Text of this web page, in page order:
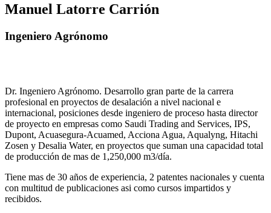
Manuel Latorre Carrión
Ingeniero Agrónomo
Dr. Ingeniero Agrónomo. Desarrollo gran parte de la carrera
profesional en proyectos de desalación a nivel nacional e
internacional, posiciones desde ingeniero de proceso hasta director
de proyecto en empresas como Saudi Trading and Services, IPS,
Dupont, Acuasegura-Acuamed, Acciona Agua, Aqualyng, Hitachi
Zosen y Desalia Water, en proyectos que suman una capacidad total
de producción de mas de 1,250,000 m3/día.
Tiene mas de 30 años de experiencia, 2 patentes nacionales y cuenta
con multitud de publicaciones asi como cursos impartidos y
recibidos.